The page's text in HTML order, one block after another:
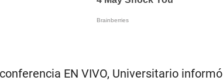
EN VIVO, Universitario informó